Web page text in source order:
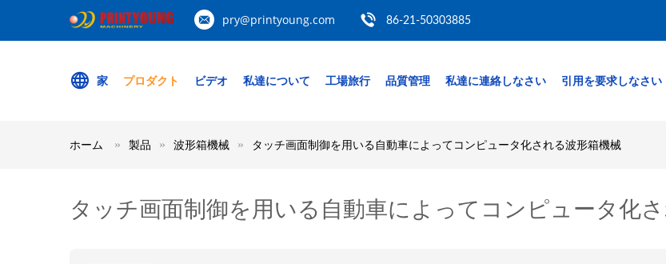
pry@printyoung.com 86-21-50303885
家 プロダクト ビデオ 私達について 工場旅行 品質管理 私達に連絡しなさい 引用を要求しなさい
ホーム 製品 波形箱機械 タッチ画面制御を用いる自動車によってコンピュータ化される波形箱機械
タッチ画面制御を用いる自動車によってコンピュータ化